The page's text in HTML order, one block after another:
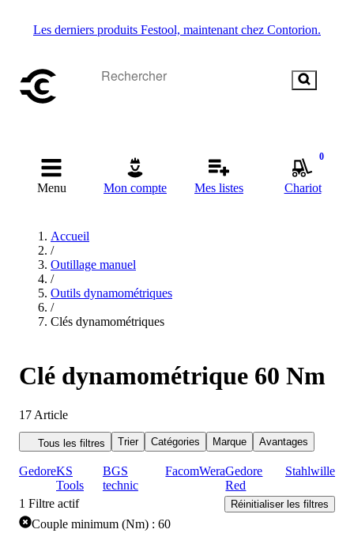
Les derniers produits Festool, maintenant chez Contorion.
Menu Mon compte Mes listes
0
Chariot
Accueil
/
Outillage manuel
/
Outils dynamométriques
/
Clés dynamométriques
Clé dynamométrique 60 Nm
17 Article
Tous les filtres Trier Catégories Marque Avantages
GedoreKS
Tools
BGS
technic
FacomWeraGedore
Red
Stahlwille
1 Filtre actif Réinitialiser les filtres
Couple minimum (Nm) : 60